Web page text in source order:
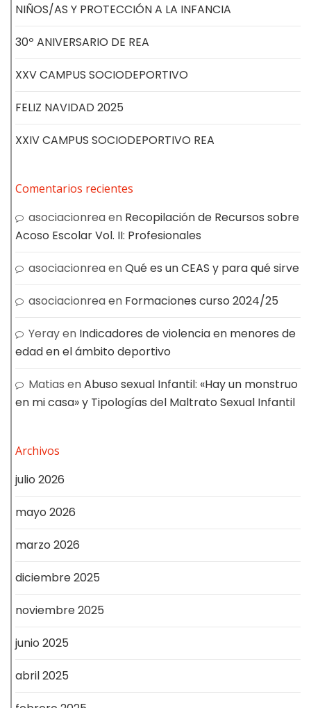
NIÑOS/AS Y PROTECCIÓN A LA INFANCIA
30º ANIVERSARIO DE REA
XXV CAMPUS SOCIODEPORTIVO
FELIZ NAVIDAD 2025
XXIV CAMPUS SOCIODEPORTIVO REA
Comentarios recientes
asociacionreaen Recopilación de Recursos sobre
Acoso Escolar Vol. II: Profesionales
asociacionreaenQué es un CEAS y para qué sirve
asociacionreaen Formaciones curso 2024/25
Yerayen Indicadores de violencia en menores de
edad en el ámbito deportivo
Matias enAbuso sexual Infantil: «Hay un monstruo
en mi casa» y Tipologías del Maltrato Sexual Infantil
Archivos
julio 2026
mayo 2026
marzo 2026
diciembre 2025
noviembre 2025
junio 2025
abril 2025